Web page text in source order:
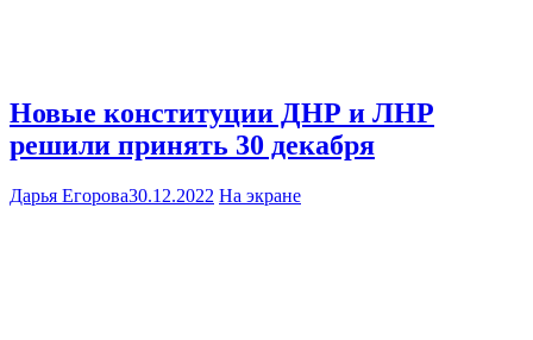
Новые конституции ДНР и ЛНР
решили принять 30 декабря
Дарья Егорова30.12.2022 На экране